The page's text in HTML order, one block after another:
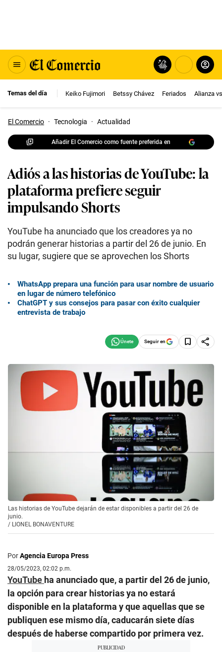
Temas del día Keiko Fujimori Betssy Chávez Feriados Alianza
El Comercio · Tecnologia · Actualidad
Añadir El Comercio como fuente preferida en
Adiós a las historias de YouTube: la
plataforma prefiere seguir
impulsando Shorts
YouTube ha anunciado que los creadores ya no
podrán generar historias a partir del 26 de junio. En
su lugar, sugiere que se aprovechen los Shorts
WhatsApp prepara una función para usar nombre de usuario
en lugar de número telefónico
ChatGPT y sus consejos para pasar con éxito cualquier
entrevista de trabajo
Seguir en
Las historias de YouTube dejarán de estar disponibles a partir del 26 de
junio.
/ LIONEL BONAVENTURE
PorAgencia Europa Press
28/05/2023, 02:02 p.m.
YouTube ha anunciado que, a partir del 26 de junio,
la opción para crear historias ya no estará
disponible en la plataforma y que aquellas que se
publiquen ese mismo día, caducarán siete días
después de haberse compartido por primera vez.